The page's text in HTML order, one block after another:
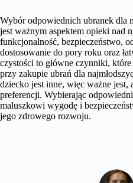
Wybór odpowiednich ubranek dla
jest ważnym aspektem opieki nad
funkcjonalność, bezpieczeństwo,
dostosowanie do pory roku oraz
czystości to główne czynniki,
przy zakupie ubrań dla
dziecko jest inne, więc ważne jest,
preferencji. Wybierając
maluszkowi wygodę i
jego zdrowego rozwoju.